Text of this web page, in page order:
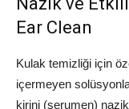
Ear Clean
Kulak temizliği için
içermeyen
kirini (serumen)